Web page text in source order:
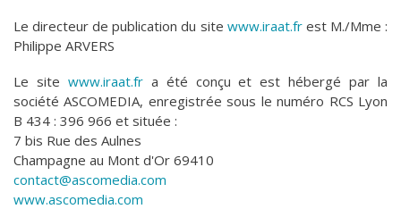
Le directeur de publication du site www.iraat.frest M./Mme :
Philippe ARVERS
Le site www.iraat.fra été conçu et est hébergé par la
société ASCOMEDIA, enregistrée sous le numéro RCS Lyon
B 434 : 396 966 et située :
7 bis Rue des Aulnes
Champagne au Mont d'Or 69410
contact@ascomedia.com
www.ascomedia.com